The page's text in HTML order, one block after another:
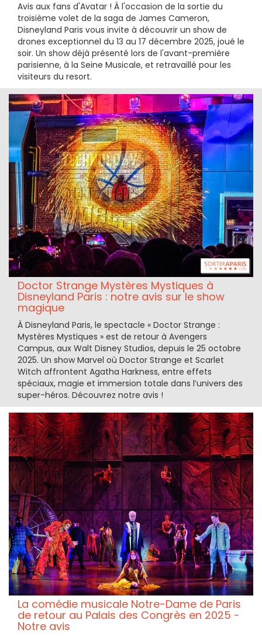
Avis aux fans d'Avatar ! À l'occasion de la sortie du
troisième volet de la saga de James Cameron,
Disneyland Paris vous invite à découvrir un show de
drones exceptionnel du 13 au 17 décembre 2025, joué le
soir. Un show déjà présenté lors de l'avant-première
parisienne, à la Seine Musicale, et retravaillé pour les
visiteurs du resort.
Doctor Strange Mystères Mystiques à
Disneyland Paris : notre avis sur le show
magique
À Disneyland Paris, le spectacle « Doctor Strange :
Mystères Mystiques » est de retour à Avengers
Campus, aux Walt Disney Studios, depuis le 25 octobre
2025. Un show Marvel où Doctor Strange et Scarlet
Witch affrontent Agatha Harkness, entre effets
spéciaux, magie et immersion totale dans l’univers des
super-héros. Découvrez notre avis !
La comédie musicale Notre-Dame de Paris
de retour au Palais des Congrès en 2025 -
Notre avis